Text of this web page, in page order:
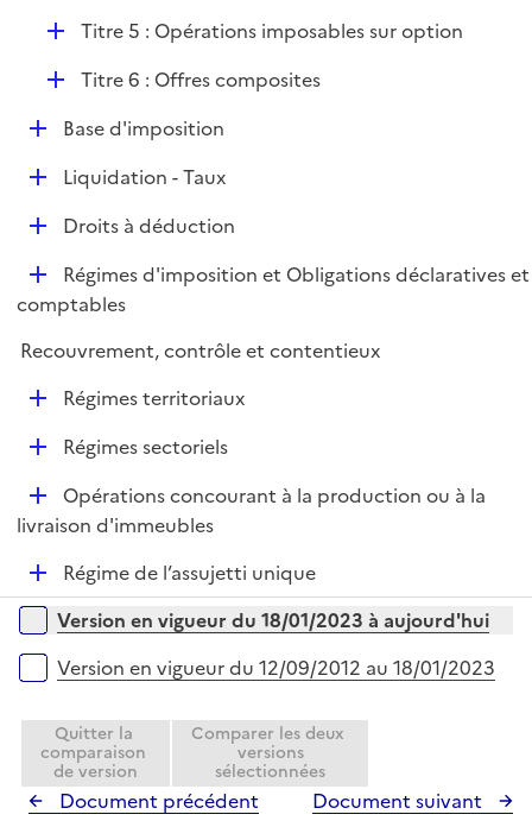
D
l
i
e
Titre 5 : Opérations imposables sur option
D
p
i
e
Titre 6 : Offres composites
D
r
Base d'imposition
D
e
r
Liquidation - Taux
D
l
e
Droits à déduction
D
é
l
Régimes d'imposition et Obligations déclaratives et
comptables
Recouvrement, contrôle et contentieux
D
e
Régimes territoriaux
D
l
r
Régimes sectoriels
D
é
e
r
Opérations concourant à la production ou à la
livraison d'immeubles
D
é
p
e
r
Régime de l’assujetti unique
Versions sur la période
Version en vigueur du 18/01/2023 à aujourd'hui
Version en vigueur du 12/09/2012 au 18/01/2023
Quitter la
comparaison
de version
Comparer les deux
versions
sélectionnées
Document précédent Document suivant